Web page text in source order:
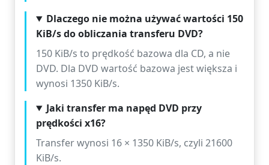
Dlaczego nie można używać wartości 150
KiB/s do obliczania transferu DVD?
150 KiB/s to prędkość bazowa dla CD, a nie
DVD. Dla DVD wartość bazowa jest większa i
wynosi 1350 KiB/s.
Jaki transfer ma napęd DVD przy
prędkości x16?
Transfer wynosi 16 × 1350 KiB/s, czyli 21600
KiB/s.